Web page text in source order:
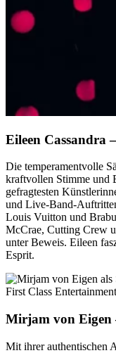
Eileen Cassandra
Die temperamentvolle
kraftvollen Stimme und
gefragtesten
und Live-Band-
Louis Vuitton und
McCrae, Cutting Crew
unter Beweis. Eileen
Esprit.
Mirjam von Eigen
Mit ihrer authentischen